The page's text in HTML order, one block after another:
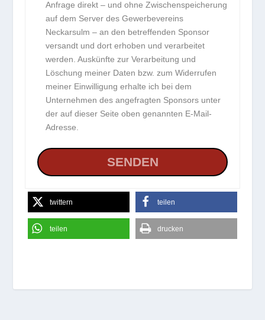
Anfrage direkt – und ohne Zwischenspeicherung
auf dem Server des Gewerbevereins
Neckarsulm – an den betreffenden Sponsor
versandt und dort erhoben und verarbeitet
werden. Auskünfte zur Verarbeitung und
Löschung meiner Daten bzw. zum Widerrufen
meiner Einwilligung erhalte ich bei dem
Unternehmen des angefragten Sponsors unter
der auf dieser Seite oben genannten E-Mail-
Adresse.
twittern teilen
teilen drucken